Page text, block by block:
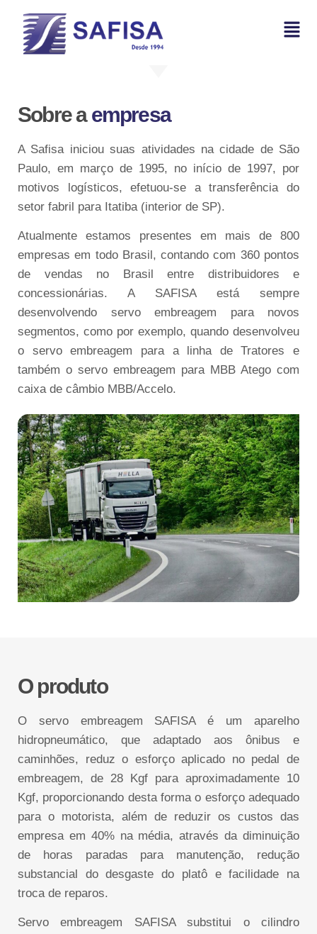
Sobre aempresa
A Safisa iniciou suas atividades na cidade de São
Paulo, em março de 1995, no início de 1997, por
motivos logísticos, efetuou-se a transferência do
setor fabril para Itatiba (interior de SP).
Atualmente estamos presentes em mais de 800
empresas em todo Brasil, contando com 360 pontos
de vendas no Brasil entre distribuidores e
concessionárias. A SAFISA está sempre
desenvolvendo servo embreagem para novos
segmentos, como por exemplo, quando desenvolveu
o servo embreagem para a linha de Tratores e
também o servo embreagem para MBB Atego com
caixa de câmbio MBB/Accelo.
O produto
O servo embreagem SAFISA é um aparelho
hidropneumático, que adaptado aos ônibus e
caminhões, reduz o esforço aplicado no pedal de
embreagem, de 28 Kgf para aproximadamente 10
Kgf, proporcionando desta forma o esforço adequado
para o motorista, além de reduzir os custos das
empresa em 40% na média, através da diminuição
de horas paradas para manutenção, redução
substancial do desgaste do platô e facilidade na
troca de reparos.
Servo embreagem SAFISA substitui o cilindro